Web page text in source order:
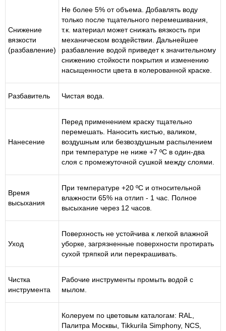
Снижение
вязкости
(разбавление)
Не более 5% от объема. Добавлять воду
только после тщательного перемешивания,
т.к. материал может снижать вязкость при
механическом воздействии. Дальнейшее
разбавление водой приведет к значительному
снижению стойкости покрытия и изменению
насыщенности цвета в колерованной краске.
Разбавитель Чистая вода.
Нанесение
Перед применением краску тщательно
перемешать. Наносить кистью, валиком,
воздушным или безвоздушным распылением
при температуре не ниже +7 ºС в один-два
слоя с промежуточной сушкой между слоями.
Время
высыхания
При температуре +20 ºС и относительной
влажности 65% на отлип - 1 час. Полное
высыхание через 12 часов.
Уход
Поверхность не устойчива к легкой влажной
уборке, загрязненные поверхности протирать
сухой тряпкой или перекрашивать.
Чистка
инструмента
Рабочие инструменты промыть водой с
мылом.
Колеруем по цветовым каталогам: RAL,
Палитра Москвы, Tikkurila Simphony, NCS,